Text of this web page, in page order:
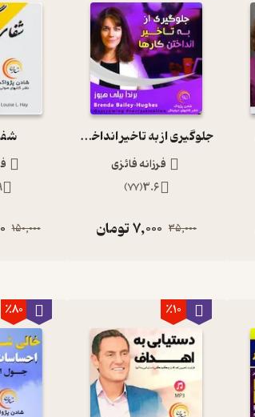
جلوگیری از به تاخیر انداختن کارها
فرزانه فائزی
3.6
(
77
)
35,000
7,000تومان 150,000
٪10 ٪80